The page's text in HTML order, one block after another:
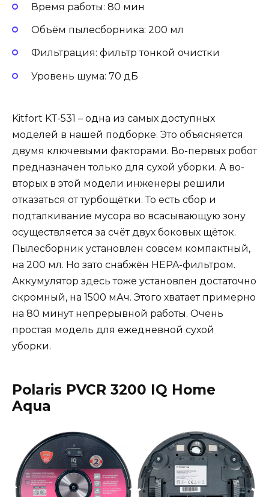
Время работы: 80 мин
Объём пылесборника: 200 мл
Фильтрация: фильтр тонкой очистки
Уровень шума: 70 дБ
Kitfort KT-531 – одна из самых доступных
моделей в нашей подборке. Это объясняется
двумя ключевыми факторами. Во-первых робот
предназначен только для сухой уборки. А во-
вторых в этой модели инженеры решили
отказаться от турбощётки. То есть сбор и
подталкивание мусора во всасывающую зону
осуществляется за счёт двух боковых щёток.
Пылесборник установлен совсем компактный,
на 200 мл. Но зато снабжён HEPA-фильтром.
Аккумулятор здесь тоже установлен достаточно
скромный, на 1500 мАч. Этого хватает примерно
на 80 минут непрерывной работы. Очень
простая модель для ежедневной сухой
уборки.
Polaris PVCR 3200 IQ Home
Aqua